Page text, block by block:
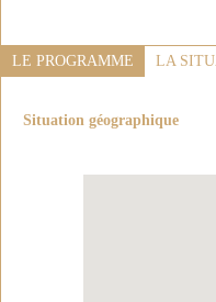
LE PROGRAMME LA
Situation géographique